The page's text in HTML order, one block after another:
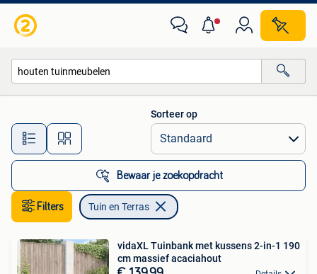
Alle afstanden…
Sorteer op
Bewaar je zoekopdracht
Filters Tuin en Terras
vidaXL Tuinbank met kussens 2-in-1 190
cm massief acaciahout